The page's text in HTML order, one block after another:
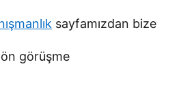
sayfamızdan bize
görüşme